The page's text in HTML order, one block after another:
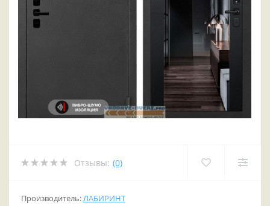
Отзывы: (0)
Производитель:ЛАБИРИНТ